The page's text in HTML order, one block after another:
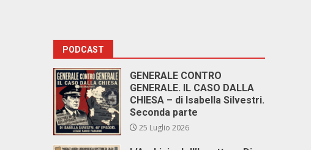
PODCAST
GENERALE CONTRO
GENERALE. IL CASO DALLA
CHIESA – di Isabella Silvestri.
Seconda parte
25 Luglio 2026